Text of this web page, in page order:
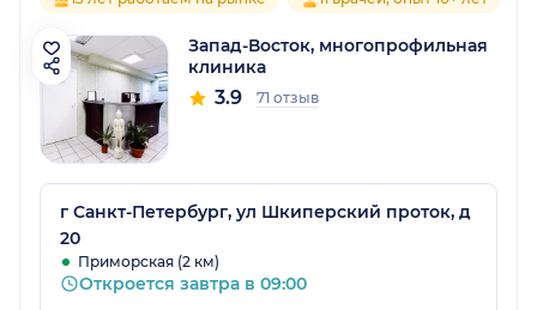
Запад-Восток, многопрофильная
клиника
3.9 71 отзыв
г Санкт-Петербург, ул Шкиперский проток, д
20
Приморская (2 км)
Откроется завтра в 09:00